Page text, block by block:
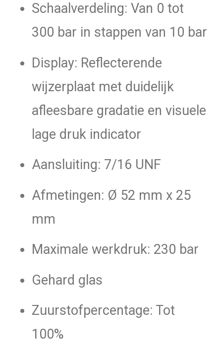
Schaalverdeling: Van 0 tot
300 bar in stappen van 10 bar
Display: Reflecterende
wijzerplaat met duidelijk
afleesbare gradatie en visuele
lage druk indicator
Aansluiting: 7/16 UNF
Afmetingen: Ø 52 mm x 25
mm
Maximale werkdruk: 230 bar
Gehard glas
Zuurstofpercentage: Tot
100%